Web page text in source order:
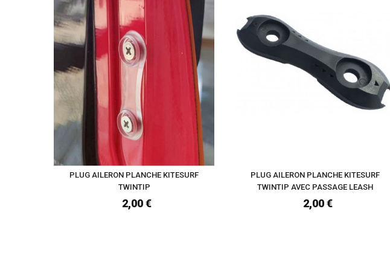
PLUG AILERON PLANCHE KITESURF
TWINTIP
2,00 €
PLUG AILERON PLANCHE KITESURF
TWINTIP AVEC PASSAGE LEASH
2,00 €